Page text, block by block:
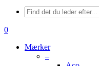
Menu
søge
0
Mærker
–